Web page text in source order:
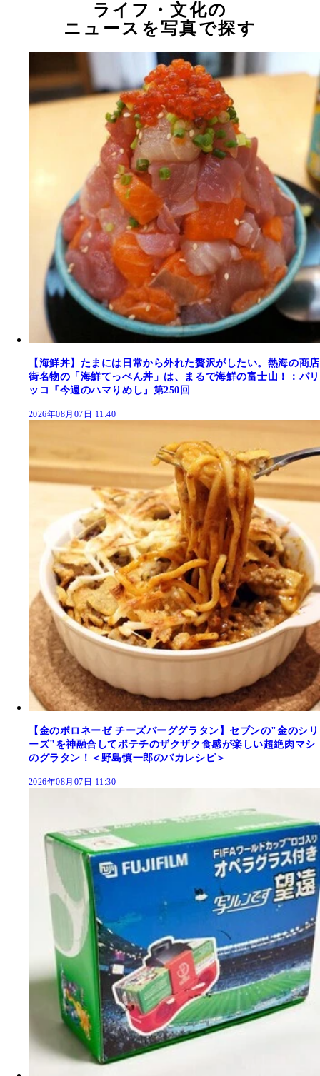
ライフ・文化の
ニュースを写真で探す
【海鮮丼】たまには日常から外れた贅沢がしたい。熱海の商店
街名物の「海鮮てっぺん丼」は、まるで海鮮の富士山！：パリ
ッコ『今週のハマりめし』第250回
2026年08月07日 11:40
【金のボロネーゼ チーズバーググラタン】セブンの"金のシリ
ーズ"を神融合してポテチのザクザク食感が楽しい超絶肉マシ
のグラタン！＜野島慎一郎のバカレシピ＞
2026年08月07日 11:30